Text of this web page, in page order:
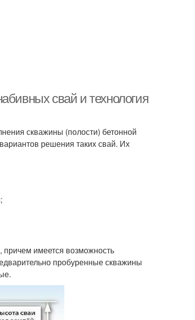
свай и технология
скважины (полости) бетонной
реше­ния таких свай. Их
имеется возможность
пробуренные скважины